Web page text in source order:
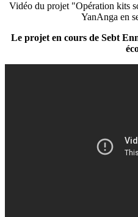
Vidéo du projet "Opération kits
YanAnga en
Le projet en cours de Sebt